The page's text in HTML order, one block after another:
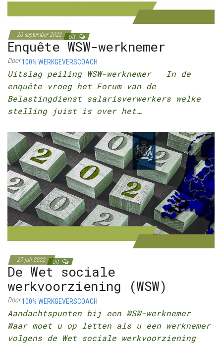
20 september 2022 Uit
Enquête WSW-werknemer
Door100% WERKGEVERSCOACH
Uitslag peiling WSW-werknemer In de
enquête vroeg het Forum van de
Belastingdienst salarisverwerkers welke
stelling juist is over het…
27 juli 2022 Uit
De Wet sociale
werkvoorziening (WSW)
Door100% WERKGEVERSCOACH
Aandachtspunten bij een WSW-werknemer
Waar moet u op letten als u een werknemer
volgens de Wet sociale werkvoorziening